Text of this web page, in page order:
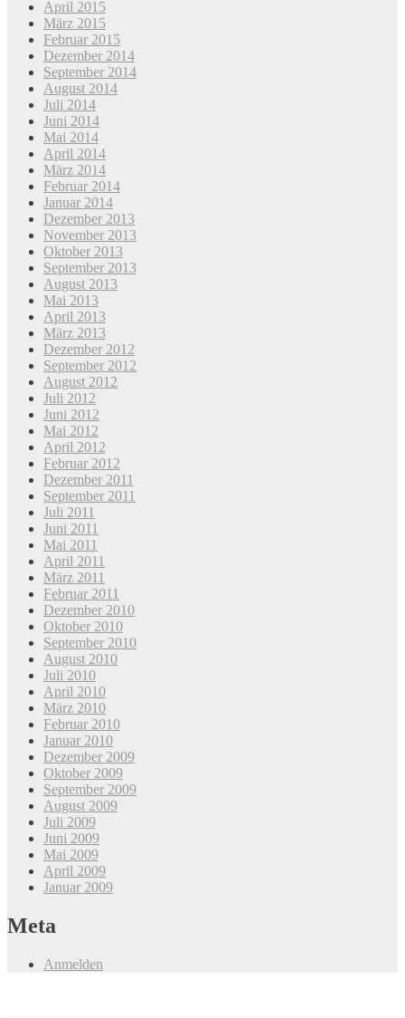
April 2015
März 2015
Februar 2015
Dezember 2014
September 2014
August 2014
Juli 2014
Juni 2014
Mai 2014
April 2014
März 2014
Februar 2014
Januar 2014
Dezember 2013
November 2013
Oktober 2013
September 2013
August 2013
Mai 2013
April 2013
März 2013
Dezember 2012
September 2012
August 2012
Juli 2012
Juni 2012
Mai 2012
April 2012
Februar 2012
Dezember 2011
September 2011
Juli 2011
Juni 2011
Mai 2011
April 2011
März 2011
Februar 2011
Dezember 2010
Oktober 2010
September 2010
August 2010
Juli 2010
April 2010
März 2010
Februar 2010
Januar 2010
Dezember 2009
Oktober 2009
September 2009
August 2009
Juli 2009
Juni 2009
Mai 2009
April 2009
Januar 2009
Meta
Anmelden